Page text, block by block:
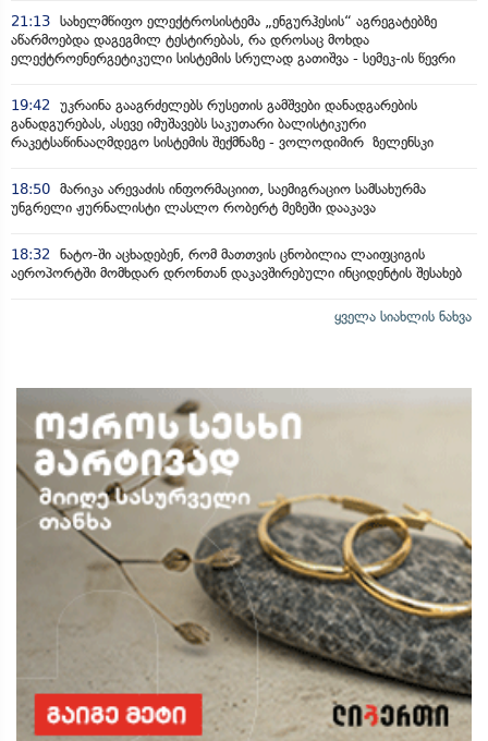
21:13 სახელმწიფო ელექტროსისტემა „ენგურჰესის“ აგრეგატებზე
აწარმოებდა დაგეგმილ ტესტირებას, რა დროსაც მოხდა
ელექტროენერგეტიკული სისტემის სრულად გათიშვა - სემეკ-ის წევრი
19:42
უკრაინა გააგრძელებს რუსეთის გამშვები დანადგარების
განადგურებას, ასევე იმუშავებს საკუთარი ბალისტიკური
რაკეტსაწინააღმდეგო სისტემის შექმნაზე - ვოლოდიმირ ზელენსკი
18:50 მარიკა არევაძის ინფორმაციით, საემიგრაციო სამსახურმა
უნგრელი ჟურნალისტი ლასლო რობერტ მეზეში დააკავა
18:32
ნატო-ში აცხადებენ, რომ მათთვის ცნობილია ლაიფციგის
აეროპორტში მომხდარ დრონთან დაკავშირებული ინციდენტის შესახებ
ყველა სიახლის ნახვა